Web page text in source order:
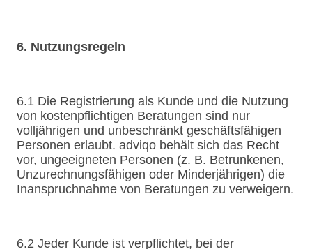
6. Nutzungsregeln
6.1 Die Registrierung als Kunde und die Nutzung
von kostenpflichtigen Beratungen sind nur
volljährigen und unbeschränkt geschäftsfähigen
Personen erlaubt. adviqo behält sich das Recht
vor, ungeeigneten Personen (z. B. Betrunkenen,
Unzurechnungsfähigen oder Minderjährigen) die
Inanspruchnahme von Beratungen zu verweigern.
6.2 Jeder Kunde ist verpflichtet, bei der